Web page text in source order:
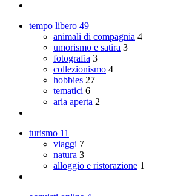
tempo libero 49
animali di compagnia 4
umorismo e satira 3
fotografia 3
collezionismo 4
hobbies 27
tematici 6
aria aperta 2
turismo 11
viaggi 7
natura 3
alloggio e ristorazione 1